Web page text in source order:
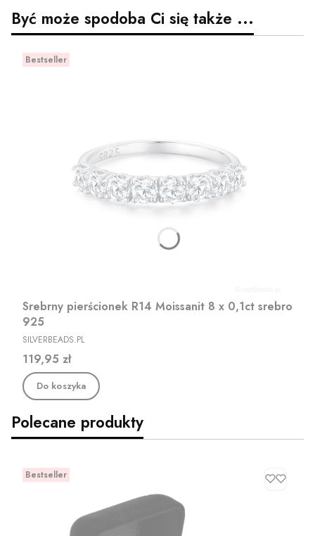
Być może spodoba Ci się także ...
Bestseller
Srebrny pierścionek R14 Moissanit 8 x 0,1ct srebro
925
PRODUCENT
SILVERBEADS.PL
Cena
119,95 zł
Do koszyka
Polecane produkty
Bestseller